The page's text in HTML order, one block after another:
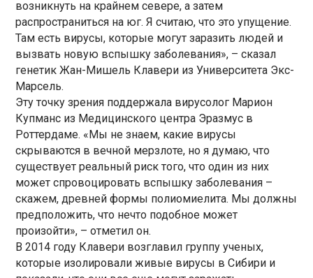
возникнуть на крайнем севере, а затем
распространиться на юг. Я считаю, что это упущение.
Там есть вирусы, которые могут заразить людей и
вызвать новую вспышку заболевания», – сказал
генетик Жан-Мишель Клавери из Университета Экс-
Марсель.
Эту точку зрения поддержала вирусолог Марион
Купманс из Медицинского центра Эразмус в
Роттердаме. «Мы не знаем, какие вирусы
скрываются в вечной мерзлоте, но я думаю, что
существует реальный риск того, что один из них
может спровоцировать вспышку заболевания –
скажем, древней формы полиомиелита. Мы должны
предположить, что нечто подобное может
произойти», – отметил он.
В 2014 году Клавери возглавил группу ученых,
которые изолировали живые вирусы в Сибири и